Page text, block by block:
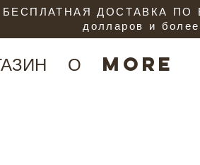
О More
БЕСПЛАТНАЯ ДОСТАВКА ПО
долларов и